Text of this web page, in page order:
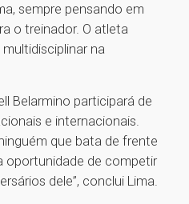
sempre pensando em
o treinador. O atleta
na
Belarmino participará de
e internacionais.
que bata de frente
oportunidade de competir
dele”, conclui Lima.